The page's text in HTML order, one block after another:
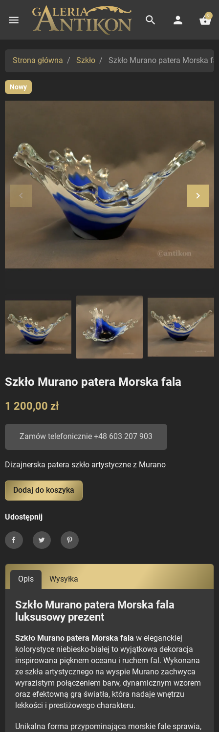
menu search person shopping_basket
0
Strona główna Szkło Szkło Murano patera Morska
Nowy
Poprzedni
keyboard_arrow_left keyboard_arrow_right
Szkło Murano patera Morska fala
1 200,00 zł
Zamów telefonicznie +48 603 207 903
Dizajnerska patera szkło artystyczne z Murano
Dodaj do koszyka
Udostępnij
UdostępnijTweetujPinterest
Opis Wysyłka
Szkło Murano patera Morska fala
luksusowy prezent
Szkło Murano patera Morska fala w eleganckiej
kolorystyce niebiesko-białej to wyjątkowa dekoracja
inspirowana pięknem oceanu i ruchem fal. Wykonana
ze szkła artystycznego na wyspie Murano zachwyca
wyrazistym połączeniem barw, dynamicznym wzorem
oraz efektowną grą światła, która nadaje wnętrzu
lekkości i prestiżowego charakteru.
Unikalna forma przypominająca morskie fale sprawia,